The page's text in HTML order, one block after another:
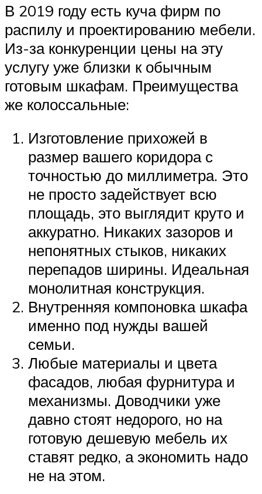
В 2019 году есть куча фирм по
распилу и проектированию мебели.
Из-за конкуренции цены на эту
услугу уже близки к обычным
готовым шкафам. Преимущества
же колоссальные:
Изготовление прихожей в
размер вашего коридора с
точностью до миллиметра. Это
не просто задействует всю
площадь, это выглядит круто и
аккуратно. Никаких зазоров и
непонятных стыков, никаких
перепадов ширины. Идеальная
монолитная конструкция.
Внутренняя компоновка шкафа
именно под нужды вашей
семьи.
Любые материалы и цвета
фасадов, любая фурнитура и
механизмы. Доводчики уже
давно стоят недорого, но на
готовую дешевую мебель их
ставят редко, а экономить надо
не на этом.